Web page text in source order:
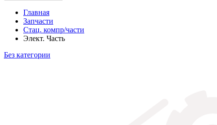
Главная
Запчасти
Стац. компр/части
Элект. Часть
Без категории